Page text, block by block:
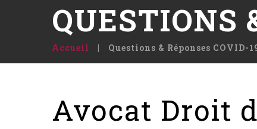
QUESTIONS
Accueil Questions & Réponses COVID-
Avocat Droit